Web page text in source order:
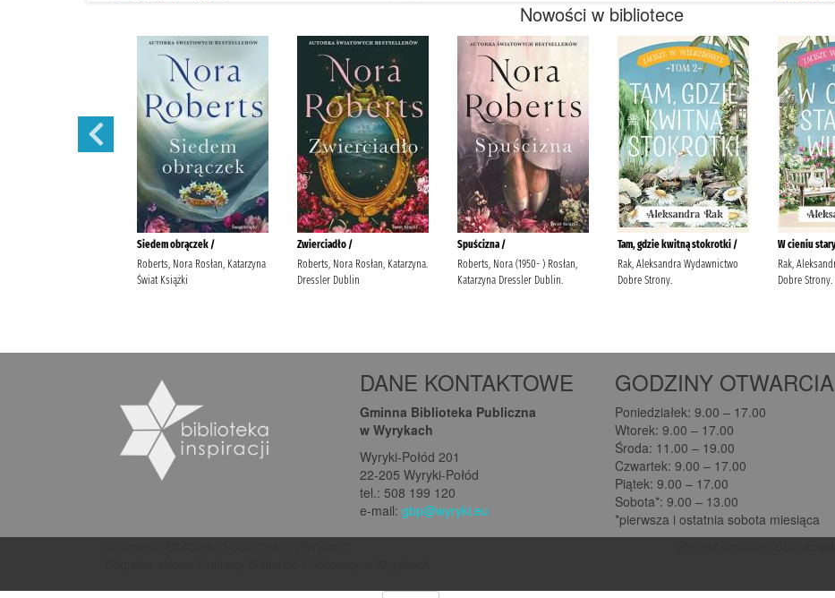
Nowości w bibliotece
DANE KONTAKTOWE
Gminna Biblioteka Publiczna
w Wyrykach
Wyryki-Połód 201
22-205 Wyryki-Połód
tel.: 508 199 120
e-mail: gbp@wyryki.eu
GODZINY OTWARCIA
Poniedziałek: 9.00 – 17.00
Wtorek: 9.00 – 17.00
Środa: 11.00 – 19.00
Czwartek: 9.00 – 17.00
Piątek: 9.00 – 17.00
Sobota*: 9.00 – 13.00
*pierwsza i ostatnia sobota miesiąca